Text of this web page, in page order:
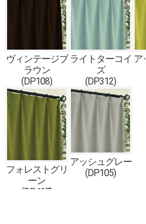
ヴィンテージブ
ラウン
(DP108)
ライトターコイ
ズ
(DP312)
ア
フォレストグリ
ーン
(DP417)
アッシュグレー
(DP105)